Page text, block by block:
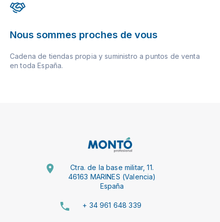
Nous sommes proches de vous
Cadena de tiendas propia y suministro a puntos de venta
en toda España.
Ctra. de la base militar, 11.
46163 MARINES (Valencia)
España
+ 34 961 648 339